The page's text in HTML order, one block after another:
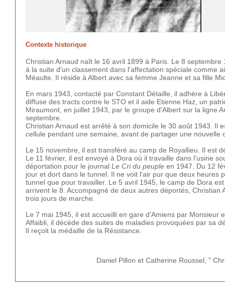
Contexte historique
Christian Arnaud naît le 16 avril 1899 à Paris. Le 8
à la suite d'un classement dans l'affectation spéciale comme
Méaulte. Il réside à Albert avec sa femme Jeanne et sa fille
En mars 1943, contacté par Constant Détaille, il adhère à
diffuse des tracts contre le STO et il aide Etienne Haz, un
Miraumont, en juillet 1943, par le groupe d'Albert sur la ligne
septembre.
Christian Arnaud est arrêté à son domicile le 30 août 1943. Il
cellule pendant une semaine, avant de partager une nouvelle
Le 15 novembre, il est transféré au camp de Royallieu. Il est
Le 11 février, il est envoyé à Dora où il travaille dans l'usine
déportation pour le journal Le Cri du peuple en 1947. Du 12
jour et dort dans le tunnel. Il ne voit l'air pur que deux heures
tunnel que pour travailler. Le 5 avril 1945, le camp de Dora
arrivent le 8. Accompagné de deux autres déportés,
trois jours de marche.
Le 7 mai 1945, il est accueilli en gare d'Amiens par
Affaibli, il décède des suites de maladies provoquées par sa
Il reçoit la médaille de la Résistance.
Daniel Pillon et Catherine Roussel, "